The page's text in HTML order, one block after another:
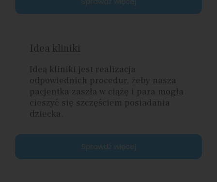
Idea kliniki
Ideą kliniki jest realizacja
odpowiednich procedur, żeby nasza
pacjentka zaszła w ciążę i para mogła
cieszyć się szczęściem posiadania
dziecka.
Sprawdź więcej